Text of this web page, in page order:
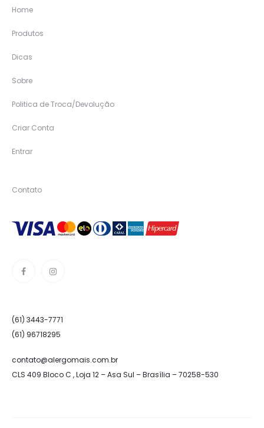
Home
Produtos
Dicas
Sobre
Politica de Troca/Devolução
Criar Conta
Entrar
Contato
(61) 3443-7771
(61) 96718295
contato@alergomais.com.br
CLS 409 Bloco C , Loja 12 – Asa Sul – Brasília – 70258-530